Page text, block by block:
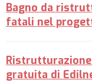
Bagno da
fatali nel
gratuita di